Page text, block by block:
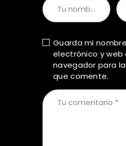
Guarda mi
electrónico y web
navegador para
que comente.